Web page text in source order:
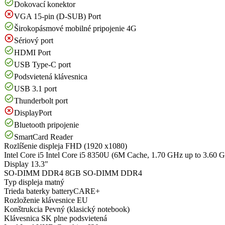
Dokovací konektor
VGA 15-pin (D-SUB) Port
Širokopásmové mobilné pripojenie 4G
Sériový port
HDMI Port
USB Type-C port
Podsvietená klávesnica
USB 3.1 port
Thunderbolt port
DisplayPort
Bluetooth pripojenie
SmartCard Reader
Rozlíšenie displeja FHD (1920 x1080)
Intel Core i5 Intel Core i5 8350U (6M Cache, 1.70 GHz up to 3.60
Display 13.3"
SO-DIMM DDR4 8GB SO-DIMM DDR4
Typ displeja matný
Trieda baterky batteryCARE+
Rozloženie klávesnice EU
Konštrukcia Pevný (klasický notebook)
Klávesnica SK plne podsvietená